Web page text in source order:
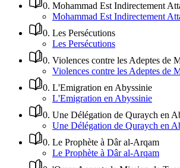
0. Mohammad Est Indirectement
Mohammad Est Indirectement
0. Les Persécutions
Les Persécutions
0. Violences contre les Adeptes de
Violences contre les Adeptes de
0. L'Emigration en Abyssinie
L'Emigration en Abyssinie
0. Une Délégation de Quraych en
Une Délégation de Quraych en
0. Le Prophète à Dâr al-Arqam
Le Prophète à Dâr al-Arqam